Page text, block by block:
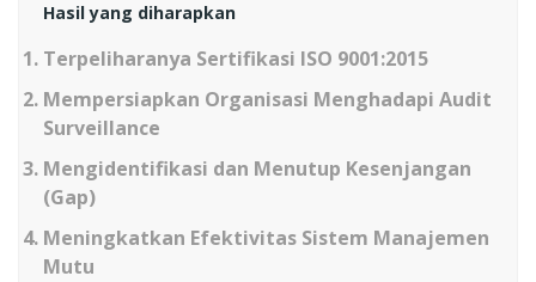
Hasil yang diharapkan
Terpeliharanya Sertifikasi ISO 9001:2015
Mempersiapkan Organisasi Menghadapi Audit
Surveillance
Mengidentifikasi dan Menutup Kesenjangan
(Gap)
Meningkatkan Efektivitas Sistem Manajemen
Mutu